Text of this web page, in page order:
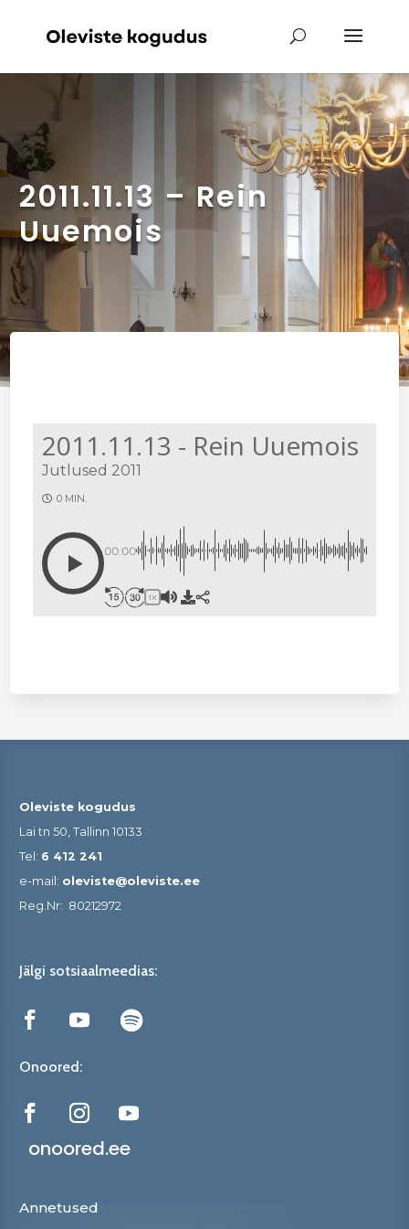
2011.11.13 – Rein
Uuemois
2011.11.13 - Rein Uuemois
Jutlused 2011
0 MIN.
00:00
1X
Oleviste kogudus
Lai tn 50, Tallinn 10133
Tel: 6 412 241
e-mail: oleviste@oleviste.ee
Reg.Nr: 80212972
Jälgi sotsiaalmeedias:
Onoored:
onoored.ee
Annetused